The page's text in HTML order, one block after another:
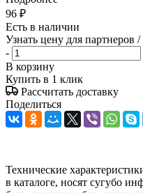
96 ₽
Есть в наличии
Узнать цену для партнеров
-
В корзину
Купить в 1 клик
Рассчитать доставку
Поделиться
Технические
в каталоге, носят сугубо